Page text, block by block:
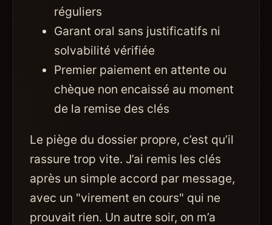
réguliers
Garant oral sans justificatifs ni
solvabilité vérifiée
Premier paiement en attente ou
chèque non encaissé au moment
de la remise des clés
Le piège du dossier propre, c’est qu’il
rassure trop vite. J’ai remis les clés
après un simple accord par message,
avec un "virement en cours" qui ne
prouvait rien. Un autre soir, on m’a